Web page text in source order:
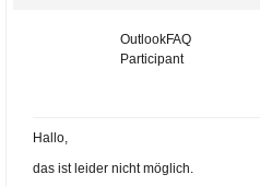
OutlookFAQ
Participant
Hallo,
das ist leider nicht möglich.